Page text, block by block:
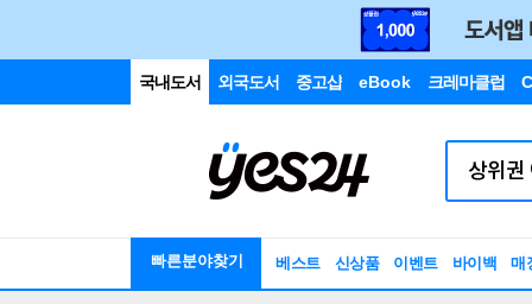
국내도서 외국도서 중고샵 eBook 크레마클럽
빠른분야찾기 베스트 신상품 이벤트 바이백 매